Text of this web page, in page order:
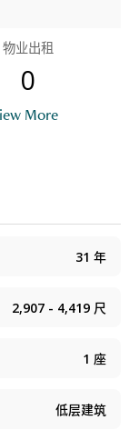
物业出租
0
More
31 年
2,907 - 4,419 尺
1 座
低层建筑